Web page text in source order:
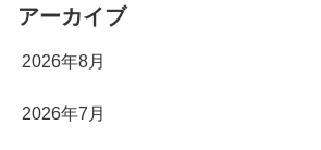
アーカイブ
2026年8月
2026年7月